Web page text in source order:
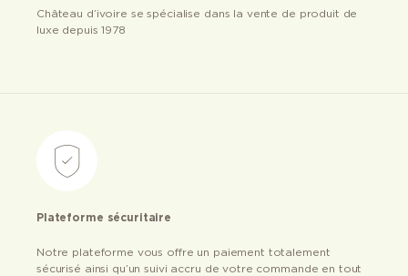
Château d’ivoire se spécialise dans la vente de produit de
luxe depuis 1978
Plateforme sécuritaire
Notre plateforme vous offre un paiement totalement
sécurisé ainsi qu’un suivi accru de votre commande en tout